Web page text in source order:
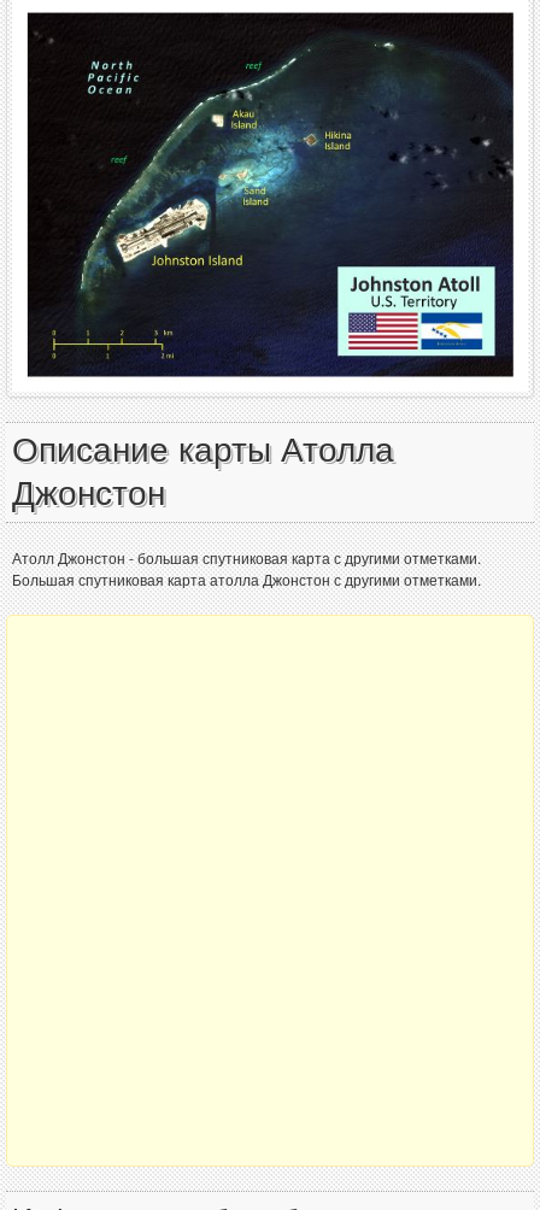
Описание карты Атолла
Джонстон
Атолл Джонстон - большая спутниковая карта с другими отметками.
Большая спутниковая карта атолла Джонстон с другими отметками.